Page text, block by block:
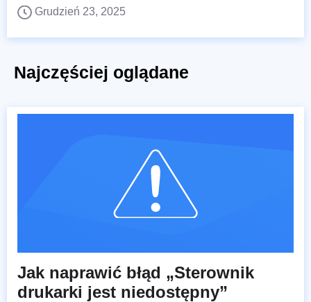
Grudzień 23, 2025
Najczęściej oglądane
Jak naprawić błąd „Sterownik
drukarki jest niedostępny”